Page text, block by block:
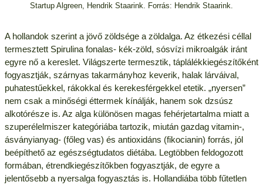
Startup Algreen, Hendrik Staarink. Forrás: Hendrik Staarink.
A hollandok szerint a jövő zöldsége a zöldalga. Az étkezési céllal
termesztett Spirulina fonalas- kék-zöld, sósvízi mikroalgák iránt
egyre nő a kereslet. Világszerte termesztik, táplálékkiegészítőként
fogyasztják, szárnyas takarmányhoz keverik, halak lárváival,
puhatestűekkel, rákokkal és kerekesférgekkel etetik. „nyersen”
nem csak a minőségi éttermek kínálják, hanem sok dzsúsz
alkotórésze is. Az alga különösen magas fehérjetartalma miatt a
szuperélelmiszer kategóriába tartozik, miután gazdag vitamin-,
ásványianyag- (főleg vas) és antioxidáns (fikocianin) forrás, jól
beépíthető az egészségtudatos diétába. Legtöbben feldogozott
formában, étrendkiegészítőkben fogyasztják, de egyre a
jelentősebb a nyersalga fogyasztás is. Hollandiába több fűtetlen